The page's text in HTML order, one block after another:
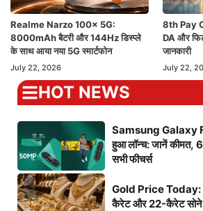
Realme Narzo 100x 5G:
8000mAh बैटरी और 144Hz डिस्प्ले
के साथ आया नया 5G स्मार्टफोन
July 22, 2026
8th Pay
DA और
जानकारी
July 22,
HOT NEWS
Samsung Galaxy
हुआ लॉन्च: जानें
सभी फीचर्स
Gold Price Today:
कैरेट और 22-कैरेट सोने